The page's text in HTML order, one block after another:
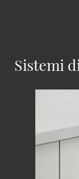
Sistemi